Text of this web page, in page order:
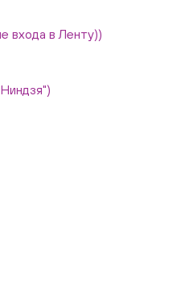
входа в Ленту))